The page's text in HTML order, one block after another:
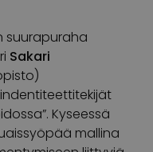
suurapuraha
Sakari
Kyseessä
mallina